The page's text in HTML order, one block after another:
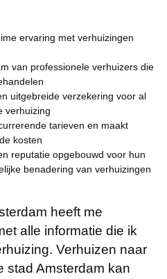
ervaring met verhuizingen
van professionele verhuizers die
uitgebreide verzekering voor al
verhuizing
tarieven en maakt
kosten
reputatie opgebouwd voor hun
benadering van verhuizingen
heeft me
alle informatie die ik
Verhuizen naar
stad Amsterdam kan